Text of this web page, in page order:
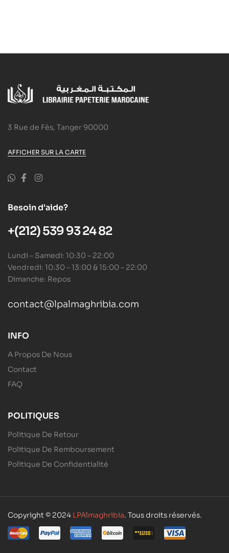
3 Rue de Fès, Tanger 90000
AFFICHER SUR LA CARTE
Besoin d'aide?
+(212) 539 93 24 82
Lundi – Samedi: 10:30 – 22:00
Vendredi: 10:30 – 13:00 & 15:00 – 22:00
Dimanche: Repos
contact@lpalmaghribia.com
INFO
A Propos De Nous
Contact
FAQ
POLITIQUES
Politique De Retour
Politique De Remboursement
Politique De Confidentialité
Copyright © 2024 LPAlmaghribia. Tous droits réservés.